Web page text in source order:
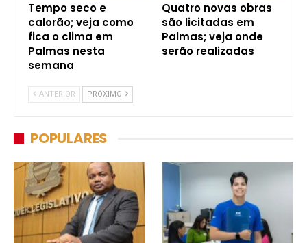
Tempo seco e
calorão; veja como
fica o clima em
Palmas nesta
semana
Quatro novas obras
são licitadas em
Palmas; veja onde
serão realizadas
ANTERIOR PRÓXIMO
POPULARES